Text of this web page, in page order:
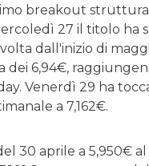
breakout
27 il titolo ha
dall'inizio di
dei 6,94€,
Venerdì 29 ha
a 7,162€.
30 aprile a 5,950€ al